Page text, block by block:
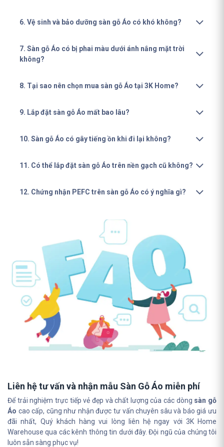
6. Vệ sinh và bảo dưỡng sàn gỗ Áo có khó không?
7. Sàn gỗ Áo có bị phai màu dưới ánh nắng mặt trời
không?
8. Tại sao nên chọn mua sàn gỗ Áo tại 3K Home?
9. Lắp đặt sàn gỗ Áo mất bao lâu?
10. Sàn gỗ Áo có gây tiếng ồn khi đi lại không?
11. Có thể lắp đặt sàn gỗ Áo trên nền gạch cũ không?
12. Chứng nhận PEFC trên sàn gỗ Áo có ý nghĩa gì?
Liên hệ tư vấn và nhận mẫu Sàn Gỗ Áo miễn phí
Để trải nghiệm trực tiếp vẻ đẹp và chất lượng của các dòng sàn gỗ
Áo cao cấp, cũng như nhận được tư vấn chuyên sâu và báo giá ưu
đãi nhất, Quý khách hàng vui lòng liên hệ ngay với 3K Home
Warehouse qua các kênh thông tin dưới đây. Đội ngũ của chúng tôi
luôn sẵn sàng phục vụ!